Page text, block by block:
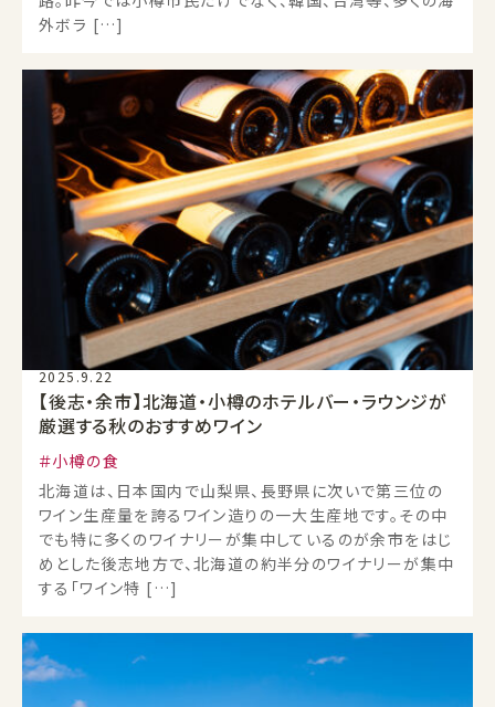
外ボラ […]
2025.9.22
【後志・余市】北海道・小樽のホテルバー・ラウンジが
厳選する秋のおすすめワイン
小樽の食
北海道は、日本国内で山梨県、長野県に次いで第三位の
ワイン生産量を誇るワイン造りの一大生産地です。その中
でも特に多くのワイナリーが集中しているのが余市をはじ
めとした後志地方で、北海道の約半分のワイナリーが集中
する「ワイン特 […]